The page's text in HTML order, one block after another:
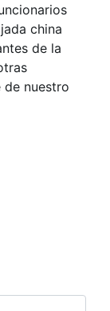
china
de la
nuestro